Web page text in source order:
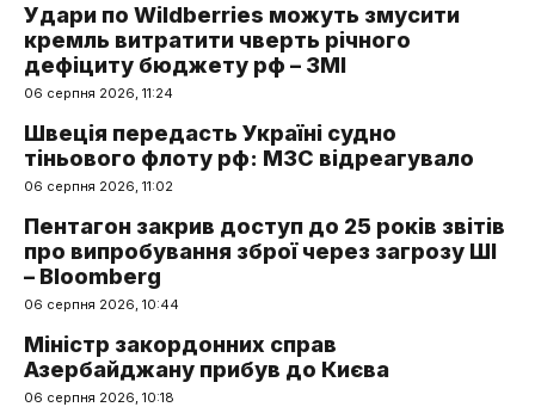
Удари по Wildberries можуть змусити
кремль витратити чверть річного
дефіциту бюджету рф – ЗМІ
06 серпня 2026, 11:24
Швеція передасть Україні судно
тіньового флоту рф: МЗС відреагувало
06 серпня 2026, 11:02
Пентагон закрив доступ до 25 років звітів
про випробування зброї через загрозу ШІ
– Bloomberg
06 серпня 2026, 10:44
Міністр закордонних справ
Азербайджану прибув до Києва
06 серпня 2026, 10:18